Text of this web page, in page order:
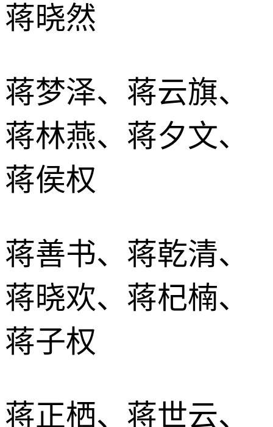
蒋晓然
蒋梦泽、蒋云旗、
蒋林燕、蒋夕文、
蒋侯权
蒋善书、蒋乾清、
蒋晓欢、蒋杞楠、
蒋子权
蒋正栖、蒋世云、